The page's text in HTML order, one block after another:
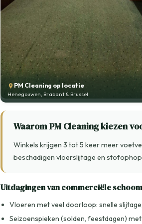
PM Cleaning op locatie
Henegouwen, Brabant & Brussel
Waarom PM Cleaning kiezen
Winkels krijgen 3 tot 5 keer meer
beschadigen vloerslijtage en
Uitdagingen van commerciële
Vloeren met veel doorloop: snelle
Seizoenspieken (solden, feestdagen)